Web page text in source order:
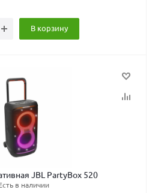
В корзину
JBL PartyBox 520
в наличии